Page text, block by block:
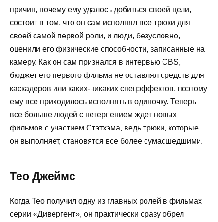
причин, почему ему удалось добиться своей цели,
состоит в том, что он сам исполнял все трюки для
своей самой первой роли, и люди, безусловно,
оценили его физические способности, записанные на
камеру. Как он сам признался в интервью CBS,
бюджет его первого фильма не оставлял средств для
каскадеров или каких-никаких спецэффектов, поэтому
ему все приходилось исполнять в одиночку. Теперь
все больше людей с нетерпением ждет новых
фильмов с участием Стэтхэма, ведь трюки, которые
он выполняет, становятся все более сумасшедшими.
Тео Джеймс
Когда Тео получил одну из главных ролей в фильмах
серии «Дивергент», он практически сразу обрел